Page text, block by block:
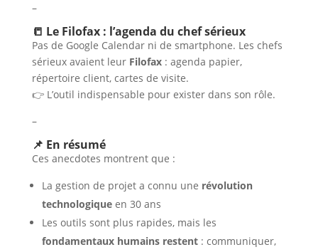
–
📒 Le Filofax : l’agenda du chef sérieux
Pas de Google Calendar ni de smartphone. Les chefs
sérieux avaient leur Filofax: agenda papier,
répertoire client, cartes de visite.
👉 L’outil indispensable pour exister dans son rôle.
–
📌 En résumé
Ces anecdotes montrent que :
La gestion de projet a connu une révolution
technologiqueen 30 ans
Les outils sont plus rapides, mais les
fondamentaux humains restent: communiquer,